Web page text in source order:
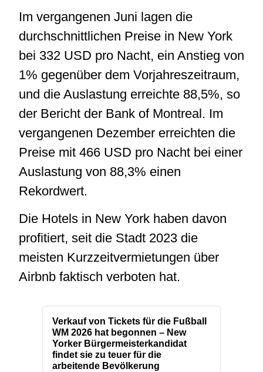
Im vergangenen Juni lagen die
durchschnittlichen Preise in New York
bei 332 USD pro Nacht, ein Anstieg von
1% gegenüber dem Vorjahreszeitraum,
und die Auslastung erreichte 88,5%, so
der Bericht der Bank of Montreal. Im
vergangenen Dezember erreichten die
Preise mit 466 USD pro Nacht bei einer
Auslastung von 88,3% einen
Rekordwert.
Die Hotels in New York haben davon
profitiert, seit die Stadt 2023 die
meisten Kurzzeitvermietungen über
Airbnb faktisch verboten hat.
Verkauf von Tickets für die Fußball
WM 2026 hat begonnen – New
Yorker Bürgermeisterkandidat
findet sie zu teuer für die
arbeitende Bevölkerung